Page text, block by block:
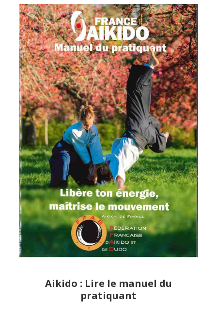
Aikido : Lire le manuel du
pratiquant